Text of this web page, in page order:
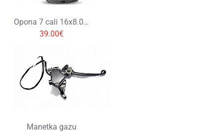
Opona 7 cali 16x8.00-7
39.00€
Manetka gazu